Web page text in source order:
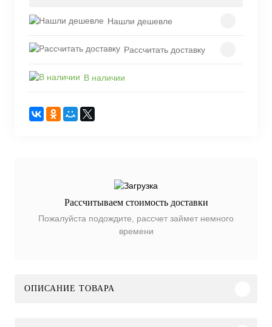
Нашли дешевле
Рассчитать доставку
В наличии
Рассчитываем стоимость доставки
Пожалуйста подождите, рассчет займет немного
времени
ОПИСАНИЕ ТОВАРА